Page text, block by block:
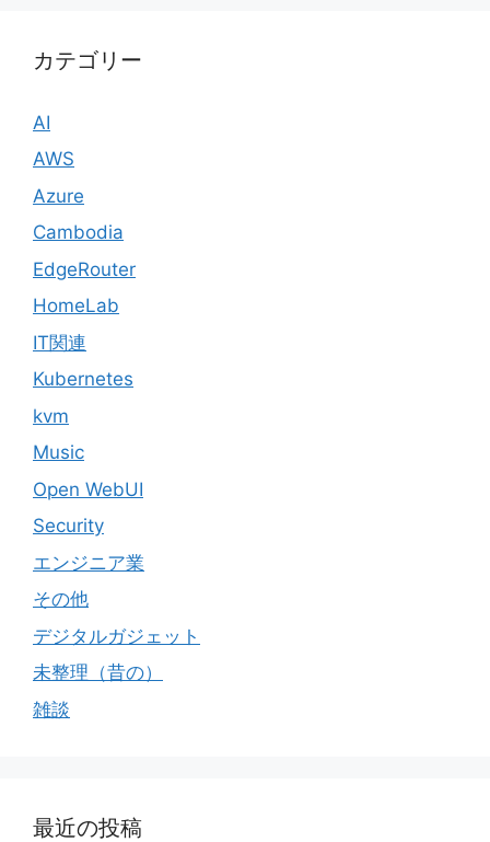
カテゴリー
AI
AWS
Azure
Cambodia
EdgeRouter
HomeLab
IT関連
Kubernetes
kvm
Music
Open WebUI
Security
エンジニア業
その他
デジタルガジェット
未整理（昔の）
雑談
最近の投稿